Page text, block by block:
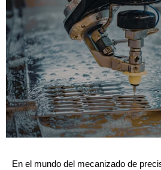
En el mundo del mecanizado de